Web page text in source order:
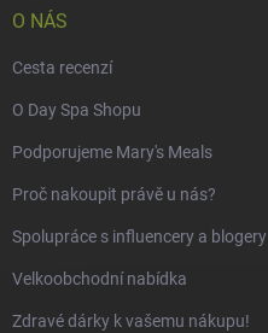
O NÁS
Cesta recenzí
O Day Spa Shopu
Podporujeme Mary's Meals
Proč nakoupit právě u nás?
Spolupráce s influencery a blogery
Velkoobchodní nabídka
Zdravé dárky k vašemu nákupu!